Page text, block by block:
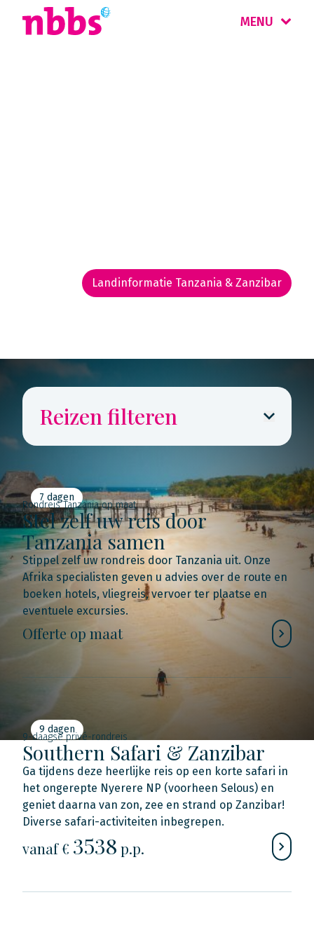
MENU
Landinformatie Tanzania & Zanzibar
Reizen filteren
7 dagen
Rondreis Tanzania op maat
Stel zelf uw reis door
Tanzania samen
Stippel zelf uw rondreis door Tanzania uit. Onze
Afrika specialisten geven u advies over de route en
boeken hotels, vliegreis, vervoer ter plaatse en
eventuele excursies.
Offerte op maat
9 dagen
9-daagse privé-rondreis
Southern Safari & Zanzibar
Ga tijdens deze heerlijke reis op een korte safari in
het ongerepte Nyerere NP (voorheen Selous) en
geniet daarna van zon, zee en strand op Zanzibar!
Diverse safari-activiteiten inbegrepen.
vanaf € 3538 p.p.